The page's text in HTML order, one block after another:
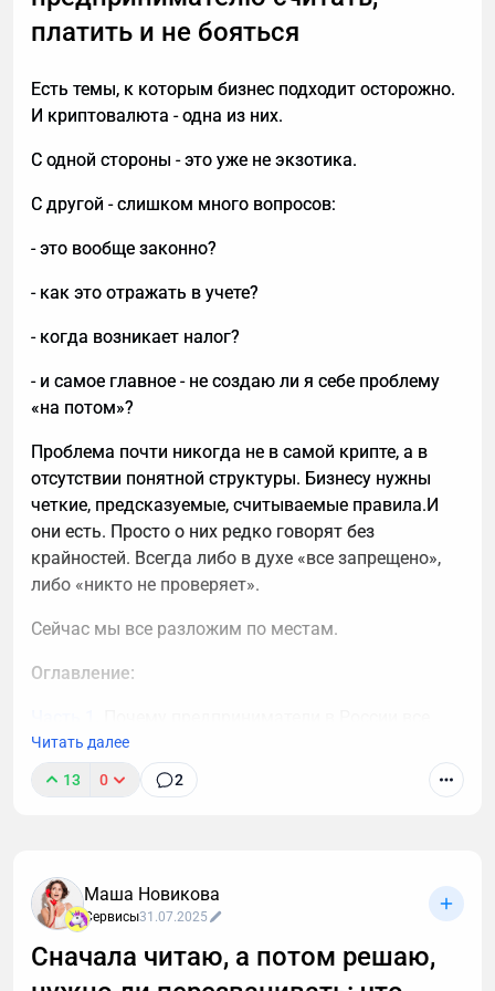
платить и не бояться
Есть темы, к которым бизнес подходит осторожно.
И криптовалюта - одна из них.
С одной стороны - это уже не экзотика.
С другой - слишком много вопросов:
- это вообще законно?
- как это отражать в учете?
- когда возникает налог?
- и самое главное - не создаю ли я себе проблему
«на потом»?
Проблема почти никогда не в самой крипте, а в
отсутствии понятной структуры. Бизнесу нужны
четкие, предсказуемые, считываемые правила.И
они есть. Просто о них редко говорят без
крайностей. Всегда либо в духе «все запрещено»,
либо «никто не проверяет».
Сейчас мы все разложим по местам.
Оглавление:
чаще смотрят в сторону крипты
Часть 2. Что в РФ можно делать с криптой с точки
режим
Часть 4. Как законно уменьшить налог
Частые заблуждения предпринимателей
Читать далее
13 0 2
Маша Новикова
Сервисы31.07.2025
Сначала читаю, а потом решаю,